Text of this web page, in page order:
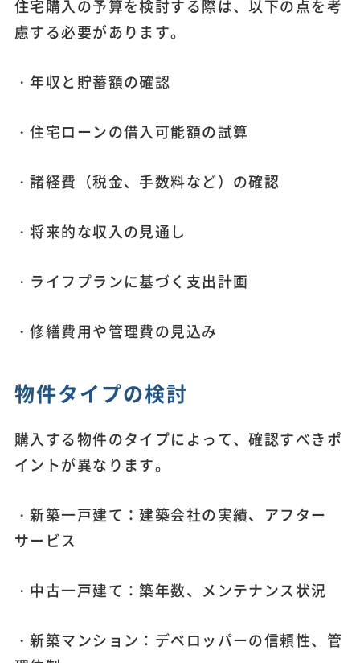
住宅購入の予算を検討する際は、以下の点を考
慮する必要があります。
・年収と貯蓄額の確認
・住宅ローンの借入可能額の試算
・諸経費（税金、手数料など）の確認
・将来的な収入の見通し
・ライフプランに基づく支出計画
・修繕費用や管理費の見込み
物件タイプの検討
購入する物件のタイプによって、確認すべきポ
イントが異なります。
・新築一戸建て：建築会社の実績、アフター
サービス
・中古一戸建て：築年数、メンテナンス状況
・新築マンション：デベロッパーの信頼性、管